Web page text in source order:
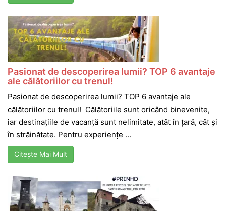
Pasionat de descoperirea lumii? TOP 6 avantaje
ale călătoriilor cu trenul!
Pasionat de descoperirea lumii? TOP 6 avantaje ale
călătoriilor cu trenul! Călătoriile sunt oricând binevenite,
iar destinațiile de vacanță sunt nelimitate, atât în țară, cât și
în străinătate. Pentru experiențe ...
Citește Mai Mult